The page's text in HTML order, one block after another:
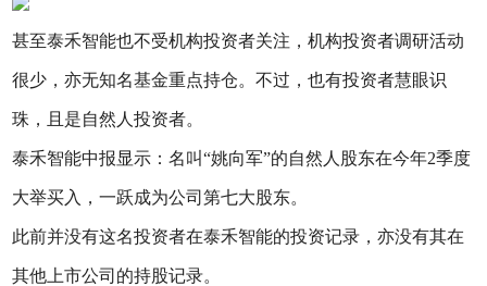
甚至泰禾智能也不受机构投资者关注，机构投资者调研活动
很少，亦无知名基金重点持仓。不过，也有投资者慧眼识
珠，且是自然人投资者。
泰禾智能中报显示：名叫“姚向军”的自然人股东在今年2季度
大举买入，一跃成为公司第七大股东。
此前并没有这名投资者在泰禾智能的投资记录，亦没有其在
其他上市公司的持股记录。